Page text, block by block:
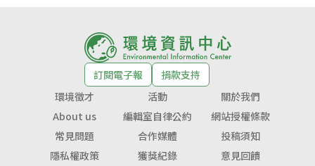
訂閱電子報
捐款支持
環境徵才
活動
關於我們
About us
編輯室自律公約
網站授權條款
常見問題
合作媒體
投稿須知
隱私權政策
獲獎紀錄 意見回饋